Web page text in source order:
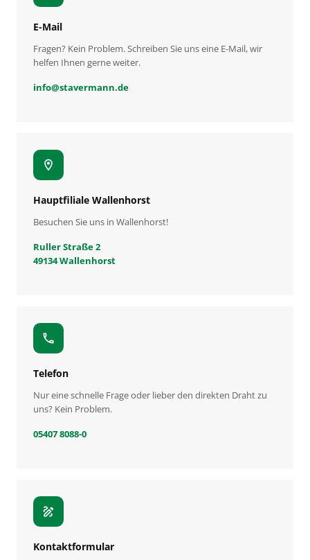
E-Mail
Fragen? Kein Problem. Schreiben Sie uns eine E-Mail, wir
helfen Ihnen gerne weiter.
info@stavermann.de
location_on
Hauptfiliale Wallenhorst
Besuchen Sie uns in Wallenhorst!
Ruller Straße 2
49134 Wallenhorst
call
Telefon
Nur eine schnelle Frage oder lieber den direkten Draht zu
uns? Kein Problem.
05407 8088-0
draw
Kontaktformular